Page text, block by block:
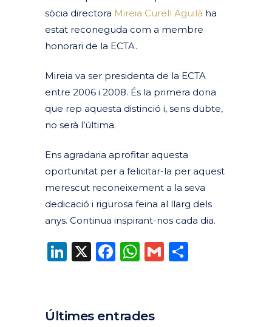
sòcia directora Mireia Curell Aguilà ha
estat reconeguda com a membre
honorari de la ECTA.
Mireia va ser presidenta de la ECTA
entre 2006 i 2008. És la primera dona
que rep aquesta distinció i, sens dubte,
no serà l’última.
Ens agradaria aprofitar aquesta
oportunitat per a felicitar-la per aquest
merescut reconeixement a la seva
dedicació i rigurosa feina al llarg dels
anys. Continua inspirant-nos cada dia.
LinkedIn
X Facebook
WhatsApp
Gmail
Últimes entrades